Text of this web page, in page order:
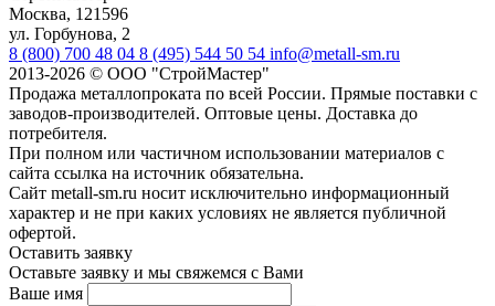
Москва, 121596
ул. Горбунова, 2
8 (800) 700 48 04 8 (495) 544 50 54 info@metall-sm.ru
2013-2026 © ООО "СтройМастер"
Продажа металлопроката по всей России. Прямые поставки с
заводов-производителей. Оптовые цены. Доставка до
потребителя.
При полном или частичном использовании материалов с
сайта ссылка на источник обязательна.
Сайт metall-sm.ru носит исключительно информационный
характер и не при каких условиях не является публичной
офертой.
Оставить заявку
Оставьте заявку и мы свяжемся с Вами
Ваше имя